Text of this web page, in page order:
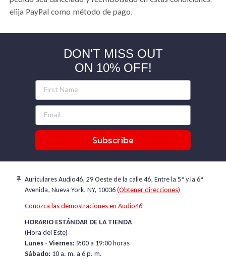
elija PayPal como método de pago.
policies
DON'T MISS OUT
ON 10% OFF!
Subscribe
Auriculares Audio46, 29 Oeste de la calle 46, Entre la 5ª y la 6ª
Avenida, Nueva York, NY, 10036(Obtener direcciones)
Conozca las demostraciones en Audio46
HORARIO ESTÁNDAR DE LA TIENDA
(Hora del Este)
Lunes - Viernes: 9:00 a 19:00 horas
Sábado: 10 a. m. a 6 p. m.